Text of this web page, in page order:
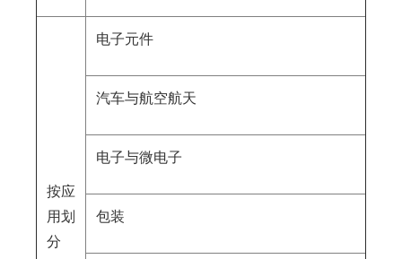
按应
用划
分
电子元件
汽车与航空航天
电子与微电子
包装